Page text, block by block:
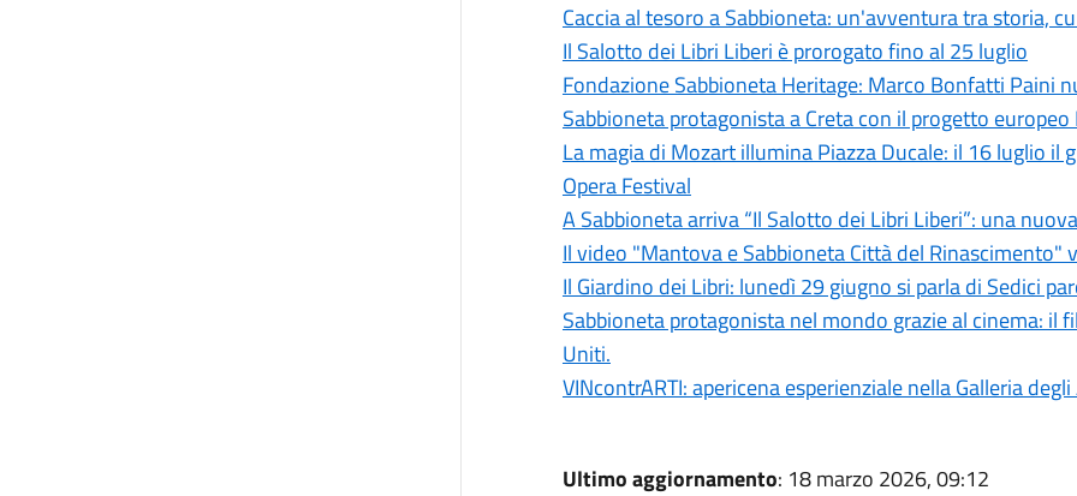
Caccia al tesoro a Sabbioneta: un'avventura tra storia,
Il Salotto dei Libri Liberi è prorogato fino al 25 luglio
Fondazione Sabbioneta Heritage: Marco Bonfatti Paini
Sabbioneta protagonista a Creta con il progetto
La magia di Mozart illumina Piazza Ducale: il 16 luglio il
Opera Festival
A Sabbioneta arriva “Il Salotto dei Libri Liberi”: una
Il video "Mantova e Sabbioneta Città del Rinascimento"
Il Giardino dei Libri: lunedì 29 giugno si parla di Sedici
Sabbioneta protagonista nel mondo grazie al cinema: il
Uniti.
VINcontrARTI: apericena esperienziale nella Galleria
Ultimo aggiornamento: 18 marzo 2026, 09:12